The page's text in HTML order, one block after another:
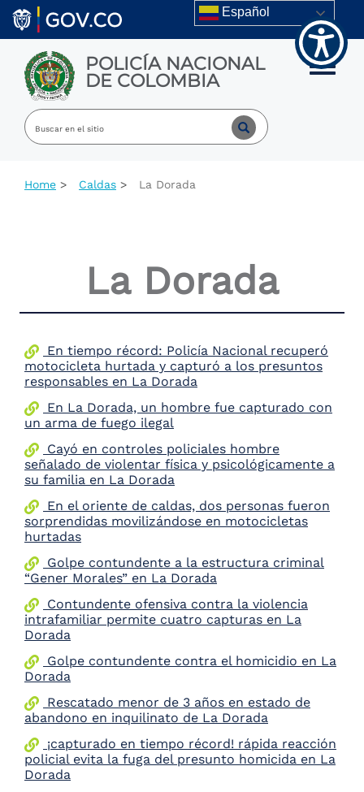
Welcome
All
Accessibility
screen
reader.
shortcut
activates
reader
navigate
interact
content.
Skip to main content Español
POLICÍA NACIONAL
DE COLOMBIA Toggle
Home Caldas La Dorada
La Dorada
En tiempo récord: Policía Nacional recuperó
motocicleta hurtada y capturó a los presuntos
responsables en La Dorada
En La Dorada, un hombre fue capturado con
un arma de fuego ilegal
Cayó en controles policiales hombre
señalado de violentar física y psicológicamente a
su familia en La Dorada
En el oriente de caldas, dos personas fueron
sorprendidas movilizándose en motocicletas
hurtadas
Golpe contundente a la estructura criminal
“Gener Morales” en La Dorada
Contundente ofensiva contra la violencia
intrafamiliar permite cuatro capturas en La
Dorada
Golpe contundente contra el homicidio en La
Dorada
Rescatado menor de 3 años en estado de
abandono en inquilinato de La Dorada
¡capturado en tiempo récord! rápida reacción
policial evita la fuga del presunto homicida en La
Dorada